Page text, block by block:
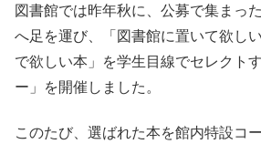
図書館では昨年秋に、公募で集まっ
へ足を運び、「図書館に置いて欲し
で欲しい本」を学生目線でセレクト
ー」を開催しました。
このたび、選ばれた本を館内特設コ